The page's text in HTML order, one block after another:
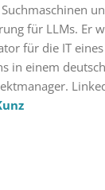
für LLMs. Er
für die IT eines
in einem